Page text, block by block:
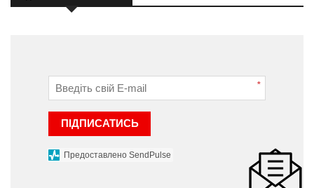
*
ПІДПИСАТИСЬ
Предоставлено SendPulse